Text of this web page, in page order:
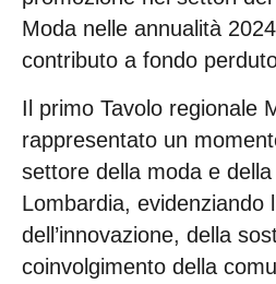
Moda nelle annualità
contributo a fondo
Il primo Tavolo regionale
rappresentato un
settore della moda e
Lombardia, evidenziando
dell’innovazione, della
coinvolgimento della